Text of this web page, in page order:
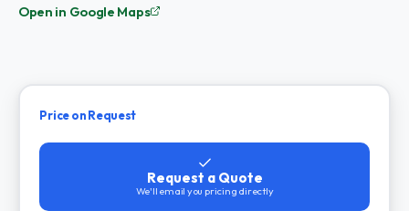
Open in Google Maps
Price on Request
Request a Quote
We'll email you pricing directly